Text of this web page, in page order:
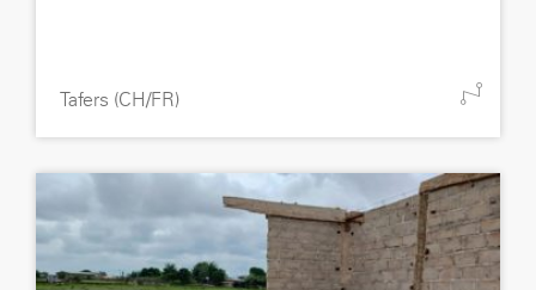
Tafers (CH/FR)